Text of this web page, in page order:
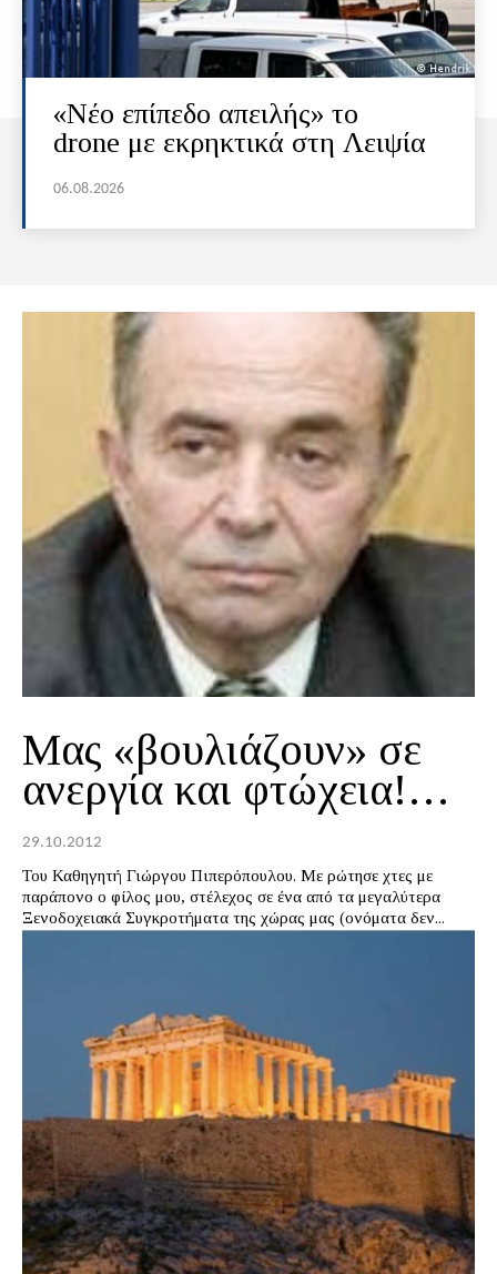
«Νέο επίπεδο απειλής» το
drone με εκρηκτικά στη Λειψία
06.08.2026
Μας «βουλιάζουν» σε
ανεργία και φτώχεια!…
29.10.2012
Του Καθηγητή Γιώργου Πιπερόπουλου. Με ρώτησε χτες με
παράπονο ο φίλος μου, στέλεχος σε ένα από τα μεγαλύτερα
Ξενοδοχειακά Συγκροτήματα της χώρας μας (ονόματα δεν...